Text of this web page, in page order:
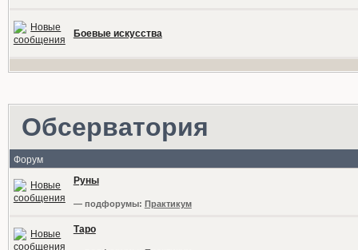
Боевые искусства
Обсерватория
Форум
Руны
— подфорумы: Практикум
Таро